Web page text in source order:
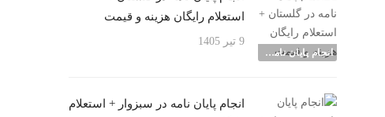
انجام پایان نامه شهرها
استعلام رایگان هزینه و قیمت
9 تیر 1405
انجام پایان نامه در سبزوار + استعلام